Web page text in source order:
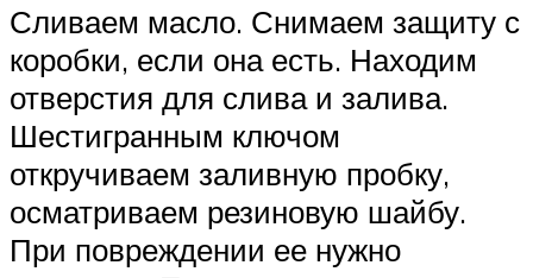
Сливаем масло. Снимаем защиту с
коробки, если она есть. Находим
отверстия для слива и залива.
Шестигранным ключом
откручиваем заливную пробку,
осматриваем резиновую шайбу.
При повреждении ее нужно